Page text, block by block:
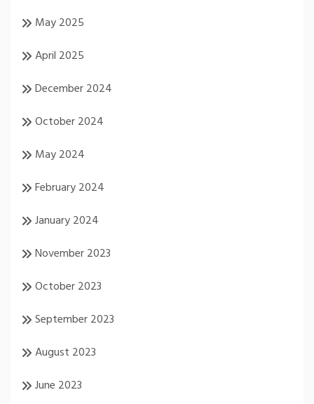
May 2025
April 2025
December 2024
October 2024
May 2024
February 2024
January 2024
November 2023
October 2023
September 2023
August 2023
June 2023